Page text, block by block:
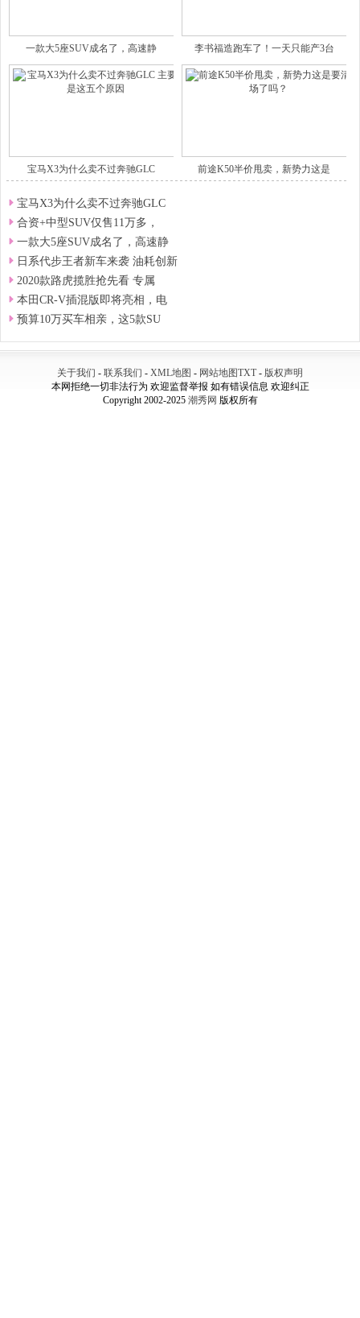
一款大5座SUV成名了，高速静 李书福造跑车了！一天只能产3台
宝马X3为什么卖不过奔驰GLC 前途K50半价甩卖，新势力这是
宝马X3为什么卖不过奔驰GLC
合资+中型SUV仅售11万多，
一款大5座SUV成名了，高速静
日系代步王者新车来袭 油耗创新
2020款路虎揽胜抢先看 专属
本田CR-V插混版即将亮相，电
预算10万买车相亲，这5款SU
关于我们 - 联系我们 - XML地图 - 网站地图TXT- 版权声明
本网拒绝一切非法行为 欢迎监督举报 如有错误信息 欢迎纠正
Copyright 2002-2025 潮秀网 版权所有